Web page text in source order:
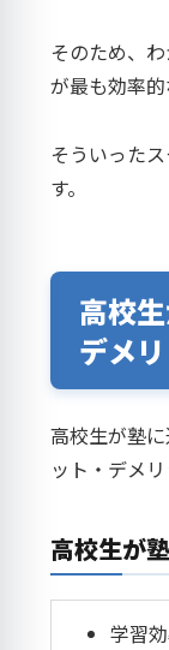
そのため、
が最も効率的
そういった
す。
高校
デメ
高校生が塾
ット・デメ
高校生が
学習